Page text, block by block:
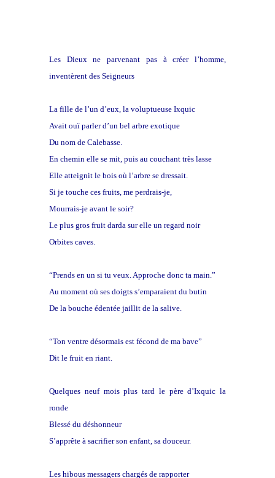
Les Dieux ne parvenant pas à créer l’homme,
inventèrent des Seigneurs
La fille de l’un d’eux, la voluptueuse Ixquic
Avait ouï parler d’un bel arbre exotique
Du nom de Calebasse.
En chemin elle se mit, puis au couchant très lasse
Elle atteignit le bois où l’arbre se dressait.
Si je touche ces fruits, me perdrais-je,
Mourrais-je avant le soir?
Le plus gros fruit darda sur elle un regard noir
Orbites caves.
“Prends en un si tu veux. Approche donc ta main.”
Au moment où ses doigts s’emparaient du butin
De la bouche édentée jaillit de la salive.
“Ton ventre désormais est fécond de ma bave”
Dit le fruit en riant.
Quelques neuf mois plus tard le père d’Ixquic la
ronde
Blessé du déshonneur
S’apprête à sacrifier son enfant, sa douceur.
Les hibous messagers chargés de rapporter